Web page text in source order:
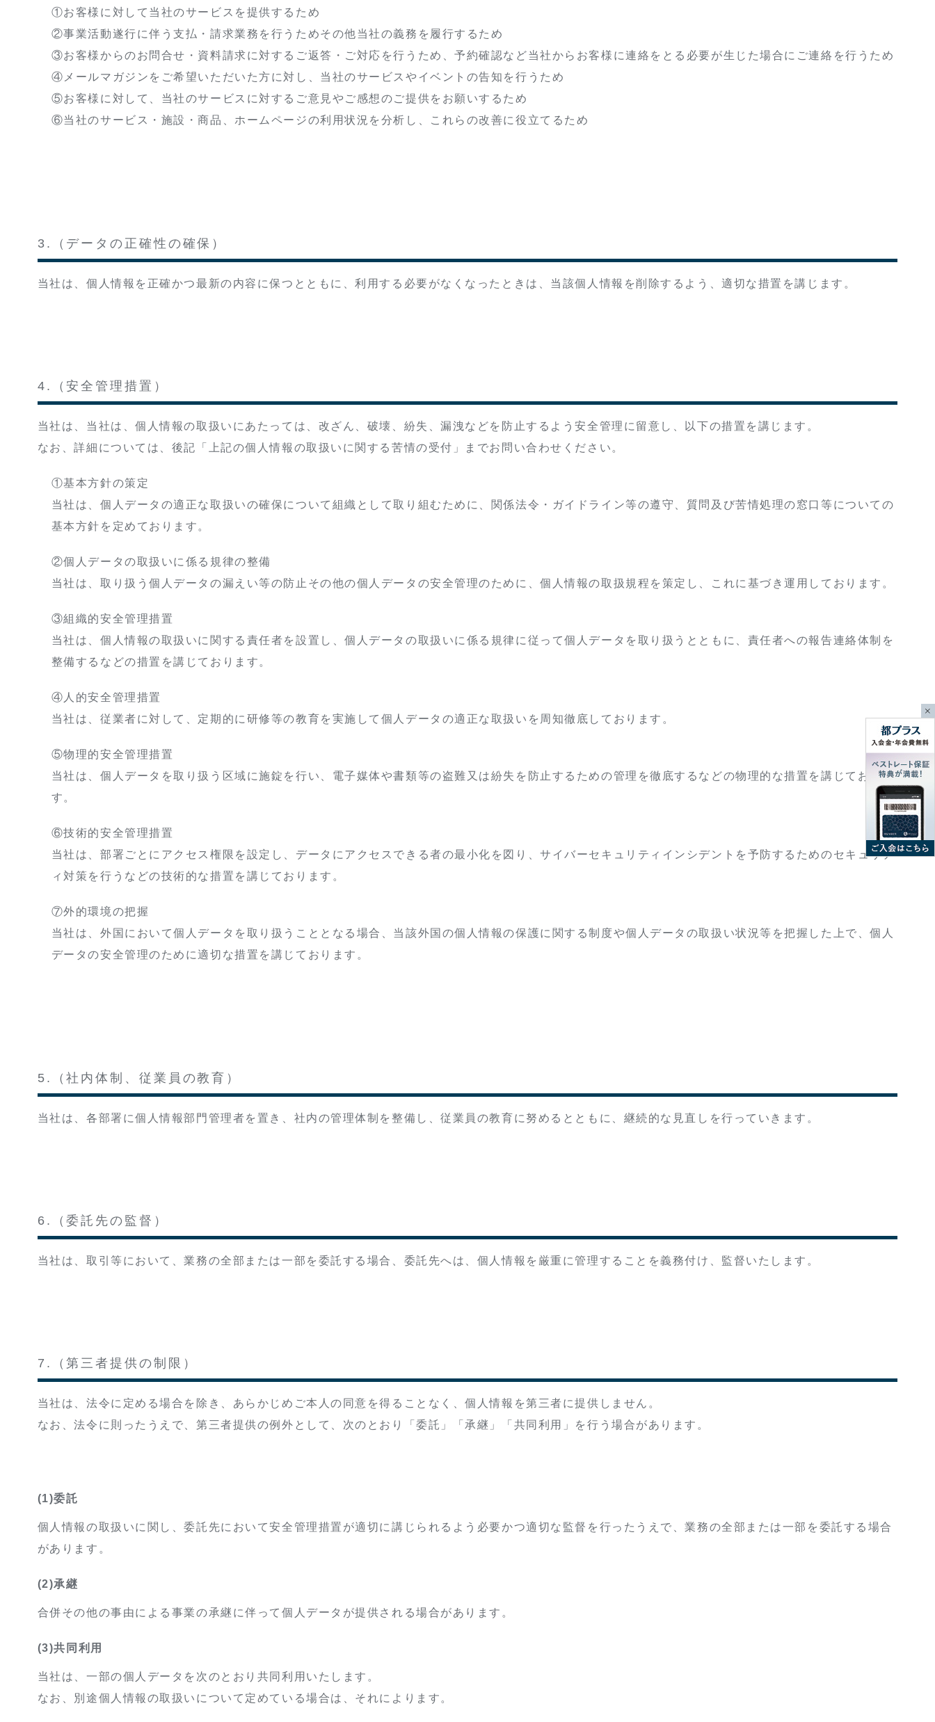
①お客様に対して当社のサービスを提供するため
②事業活動遂行に伴う支払・請求業務を行うためその他当社の義務を履行するため
③お客様からのお問合せ・資料請求に対するご返答・ご対応を行うため、予約確認など当社からお客様に連絡をとる必要が生じた場合にご連絡を行うため
④メールマガジンをご希望いただいた方に対し、当社のサービスやイベントの告知を行うため
⑤お客様に対して、当社のサービスに対するご意見やご感想のご提供をお願いするため
⑥当社のサービス・施設・商品、ホームページの利用状況を分析し、これらの改善に役立てるため
3.（データの正確性の確保）
当社は、個人情報を正確かつ最新の内容に保つとともに、利用する必要がなくなったときは、当該個人情報を削除するよう、適切な措置を講じます。
4.（安全管理措置）
当社は、当社は、個人情報の取扱いにあたっては、改ざん、破壊、紛失、漏洩などを防止するよう安全管理に留意し、以下の措置を講じます。
なお、詳細については、後記「上記の個人情報の取扱いに関する苦情の受付」までお問い合わせください。
①基本方針の策定
当社は、個人データの適正な取扱いの確保について組織として取り組むために、関係法令・ガイドライン等の遵守、質問及び苦情処理の窓口等についての
基本方針を定めております。
②個人データの取扱いに係る規律の整備
当社は、取り扱う個人データの漏えい等の防止その他の個人データの安全管理のために、個人情報の取扱規程を策定し、これに基づき運用しております。
③組織的安全管理措置
当社は、個人情報の取扱いに関する責任者を設置し、個人データの取扱いに係る規律に従って個人データを取り扱うとともに、責任者への報告連絡体制を
整備するなどの措置を講じております。
④人的安全管理措置
当社は、従業者に対して、定期的に研修等の教育を実施して個人データの適正な取扱いを周知徹底しております。
⑤物理的安全管理措置
当社は、個人データを取り扱う区域に施錠を行い、電子媒体や書類等の盗難又は紛失を防止するための管理を徹底するなどの物理的な措置を講じておりま
す。
⑥技術的安全管理措置
当社は、部署ごとにアクセス権限を設定し、データにアクセスできる者の最小化を図り、サイバーセキュリティインシデントを予防するためのセキュリテ
ィ対策を行うなどの技術的な措置を講じております。
⑦外的環境の把握
当社は、外国において個人データを取り扱うこととなる場合、当該外国の個人情報の保護に関する制度や個人データの取扱い状況等を把握した上で、個人
データの安全管理のために適切な措置を講じております。
5.（社内体制、従業員の教育）
当社は、各部署に個人情報部門管理者を置き、社内の管理体制を整備し、従業員の教育に努めるとともに、継続的な見直しを行っていきます。
6.（委託先の監督）
当社は、取引等において、業務の全部または一部を委託する場合、委託先へは、個人情報を厳重に管理することを義務付け、監督いたします。
7.（第三者提供の制限）
当社は、法令に定める場合を除き、あらかじめご本人の同意を得ることなく、個人情報を第三者に提供しません。
なお、法令に則ったうえで、第三者提供の例外として、次のとおり「委託」「承継」「共同利用」を行う場合があります。
(1)委託
個人情報の取扱いに関し、委託先において安全管理措置が適切に講じられるよう必要かつ適切な監督を行ったうえで、業務の全部または一部を委託する場合
があります。
(2)承継
合併その他の事由による事業の承継に伴って個人データが提供される場合があります。
(3)共同利用
当社は、一部の個人データを次のとおり共同利用いたします。
なお、別途個人情報の取扱いについて定めている場合は、それによります。